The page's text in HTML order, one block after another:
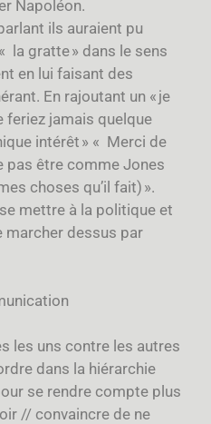
Napoléon.
ils auraient pu
la gratte » dans le sens
en lui faisant des
En rajoutant un « je
feriez jamais quelque
intérêt » « Merci de
pas être comme Jones
choses qu’il fait) ».
mettre à la politique et
marcher dessus par
les uns contre les autres
dans la hiérarchie
se rendre compte plus
// convaincre de ne